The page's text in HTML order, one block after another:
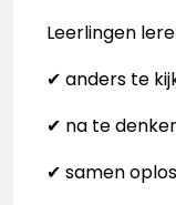
Leerlingen
✔ anders te
✔ na te
✔ samen